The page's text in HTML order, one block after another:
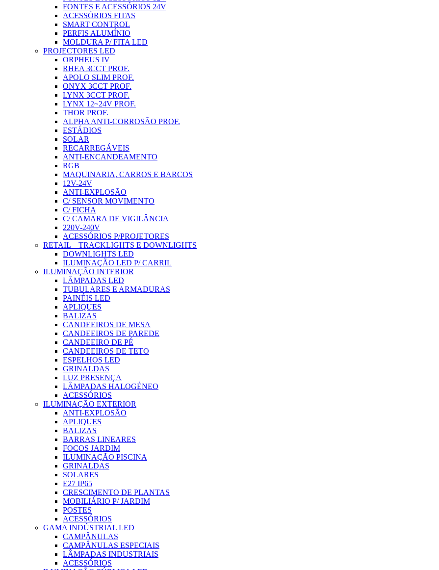
FONTES E ACESSÓRIOS 24V
ACESSÓRIOS FITAS
SMART CONTROL
PERFIS ALUMÍNIO
MOLDURA P/ FITA LED
PROJECTORES LED
ORPHEUS IV
RHEA 3CCT PROF.
APOLO SLIM PROF.
ONYX 3CCT PROF.
LYNX 3CCT PROF.
LYNX 12~24V PROF.
THOR PROF.
ALPHA ANTI-CORROSÃO PROF.
ESTÁDIOS
SOLAR
RECARREGÁVEIS
ANTI-ENCANDEAMENTO
RGB
MAQUINARIA, CARROS E BARCOS
12V-24V
ANTI-EXPLOSÃO
C/ SENSOR MOVIMENTO
C/ FICHA
C/ CAMARA DE VIGILÂNCIA
220V-240V
ACESSÓRIOS P/PROJETORES
RETAIL – TRACKLIGHTS E DOWNLIGHTS
DOWNLIGHTS LED
ILUMINAÇÃO LED P/ CARRIL
ILUMINAÇÃO INTERIOR
LÂMPADAS LED
TUBULARES E ARMADURAS
PAINÉIS LED
APLIQUES
BALIZAS
CANDEEIROS DE MESA
CANDEEIROS DE PAREDE
CANDEEIRO DE PÉ
CANDEEIROS DE TETO
ESPELHOS LED
GRINALDAS
LUZ PRESENÇA
LÂMPADAS HALOGÉNEO
ACESSÓRIOS
ILUMINAÇÃO EXTERIOR
ANTI-EXPLOSÃO
APLIQUES
BALIZAS
BARRAS LINEARES
FOCOS JARDIM
ILUMINAÇÃO PISCINA
GRINALDAS
SOLARES
E27 IP65
CRESCIMENTO DE PLANTAS
MOBILIÁRIO P/ JARDIM
POSTES
ACESSÓRIOS
GAMA INDÚSTRIAL LED
CAMPÂNULAS
CAMPÂNULAS ESPECIAIS
LÂMPADAS INDUSTRIAIS
ACESSÓRIOS